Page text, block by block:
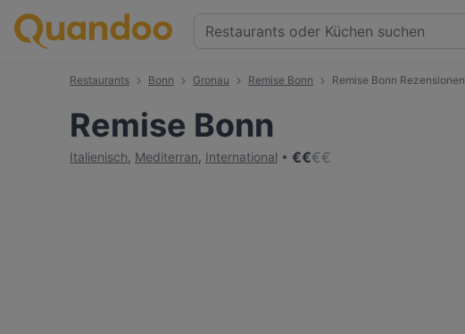
Restaurants Bonn Gronau Remise Bonn Remise Bonn Rezensionen
Remise Bonn
Italienisch, Mediterran, International €€€€